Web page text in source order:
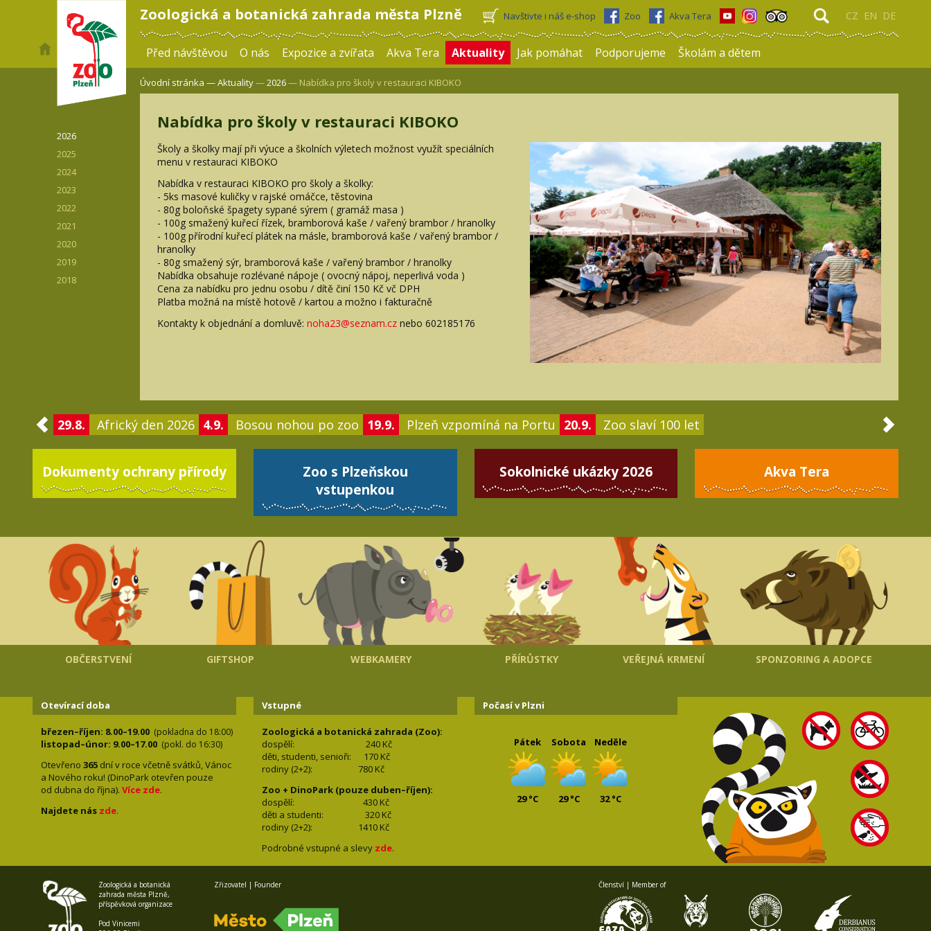
Zoologická a botanická zahrada města Plzně CZ EN DE
Navštivte i náš e-shop Zoo Akva Tera
Před návštěvou O nás Expozice a zvířata Akva Tera Aktuality Jak pomáhat Podporujeme Školám a dětem
2026
2025
2024
2023
2022
2021
2020
2019
2018
Úvodní stránka —Aktuality—2026— Nabídka pro školy v restauraci KIBOKO
Nabídka pro školy v restauraci KIBOKO
Školy a školky mají při výuce a školních výletech možnost využít speciálních
menu v restauraci KIBOKO
Nabídka v restauraci KIBOKO pro školy a školky:
- 5ks masové kuličky v rajské omáčce, těstovina
- 80g boloňské špagety sypané sýrem ( gramáž masa )
- 100g smažený kuřecí řízek, bramborová kaše / vařený brambor / hranolky
- 100g přírodní kuřecí plátek na másle, bramborová kaše / vařený brambor /
hranolky
- 80g smažený sýr, bramborová kaše / vařený brambor / hranolky
Nabídka obsahuje rozlévané nápoje ( ovocný nápoj, neperlivá voda )
Cena za nabídku pro jednu osobu / dítě činí 150 Kč vč DPH
Platba možná na místě hotově / kartou a možno i fakturačně
Kontakty k objednání a domluvě: noha23@seznam.cz nebo 602185176
29.8. Africký den 2026 4.9. Bosou nohou po zoo 19.9. Plzeň vzpomíná na Portu 20.9. Zoo slaví 100 let
Dokumenty ochrany přírody
Zoo s Plzeňskou
vstupenkou
Sokolnické ukázky 2026 Akva Tera
OBČERSTVENÍ GIFTSHOP WEBKAMERY PŘÍRŮSTKY VEŘEJNÁ KRMENÍ SPONZORING A ADOPCE
Otevírací doba
březen–říjen: 8.00–19.00 (pokladna do 18:00)
listopad–únor: 9.00–17.00 (pokl. do 16:30)
Otevřeno 365 dní v roce včetně svátků, Vánoc
a Nového roku! (DinoPark otevřen pouze
od dubna do října). Více zde.
Najdete nás zde.
Vstupné
Zoologická a botanická zahrada (Zoo):
dospělí:
240 Kč
děti, studenti, senioři: 170Kč
rodiny (2+2): 780Kč
Zoo + DinoPark (pouze duben–říjen):
dospělí: 430Kč
děti a studenti: 320 Kč
rodiny (2+2): 1410 Kč
Podrobné vstupné a slevy zde.
Počasí v Plzni
Pátek
29 °C
Sobota
29 °C
Neděle
32 °C
Zoologická a botanická
zahrada města Plzně,
příspěvková organizace
Pod Vinicemi
Zřizovatel | Founder Členství | Member of